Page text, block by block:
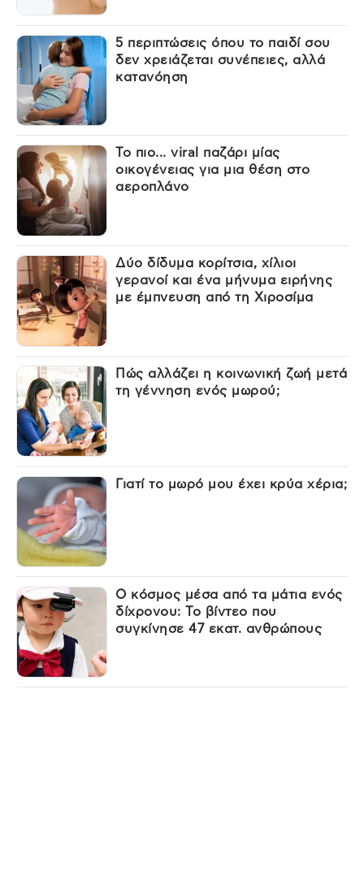
5 περιπτώσεις όπου το παιδί σου
δεν χρειάζεται συνέπειες, αλλά
κατανόηση
Το πιο... viral παζάρι μίας
οικογένειας για μια θέση στο
αεροπλάνο
Δύο δίδυμα κορίτσια, χίλιοι
γερανοί και ένα μήνυμα ειρήνης
με έμπνευση από τη Χιροσίμα
Πώς αλλάζει η κοινωνική ζωή μετά
τη γέννηση ενός μωρού;
Γιατί το μωρό μου έχει κρύα χέρια;
Ο κόσμος μέσα από τα μάτια ενός
δίχρονου: Το βίντεο που
συγκίνησε 47 εκατ. ανθρώπους